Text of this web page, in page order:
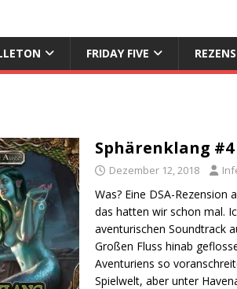
FRIDAY FIVE
Sphärenklang #4
Dezember 12, 2018
Was? Eine DSA-
das hatten wir schon mal.
aventurischen Soundtrack
Großen Fluss hinab
Aventuriens so
Spielwelt, aber unter